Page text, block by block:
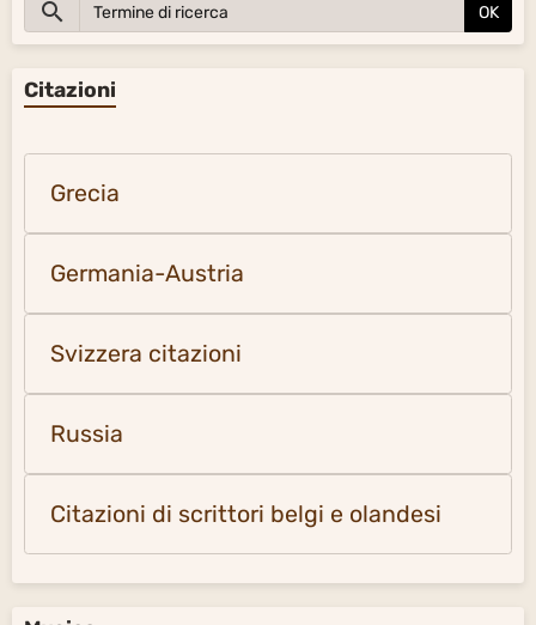
OK
Citazioni
Grecia
Germania-Austria
Svizzera citazioni
Russia
Citazioni di scrittori belgi e olandesi